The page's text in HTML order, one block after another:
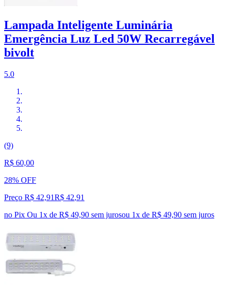
Lampada Inteligente Luminária
Emergência Luz Led 50W Recarregável
bivolt
5.0
(9)
R$ 60,00
28% OFF
Preço R$ 42,91R$ 42,91
no Pix Ou 1x de R$ 49,90 sem jurosou 1x de R$ 49,90 sem juros